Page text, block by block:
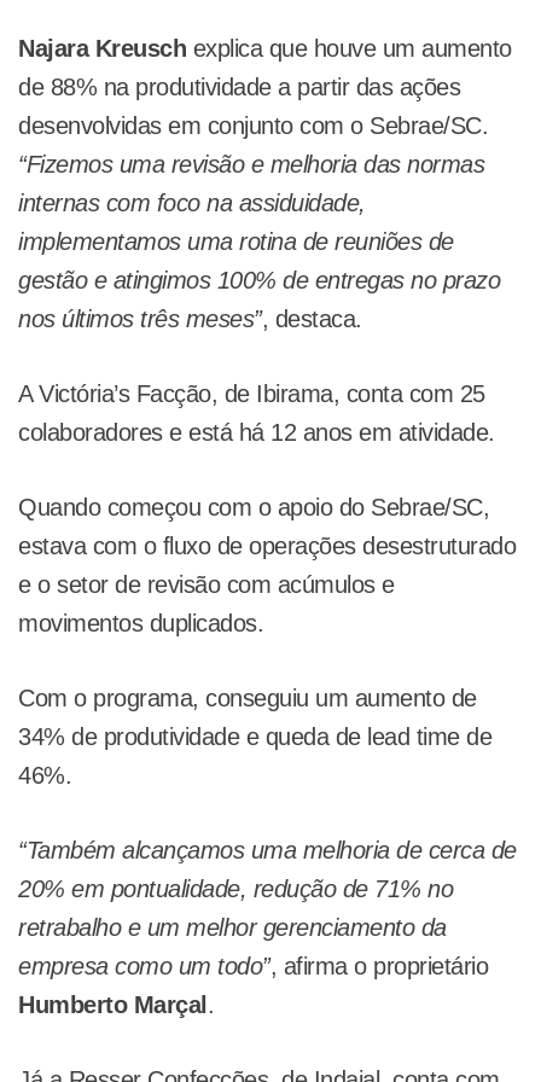
Najara Kreusch explica que houve um aumento
de 88% na produtividade a partir das ações
desenvolvidas em conjunto com o Sebrae/SC.
“Fizemos uma revisão e melhoria das normas
internas com foco na assiduidade,
implementamos uma rotina de reuniões de
gestão e atingimos 100% de entregas no prazo
nos últimos três meses”, destaca.
A Victória’s Facção, de Ibirama, conta com 25
colaboradores e está há 12 anos em atividade.
Quando começou com o apoio do Sebrae/SC,
estava com o fluxo de operações desestruturado
e o setor de revisão com acúmulos e
movimentos duplicados.
Com o programa, conseguiu um aumento de
34% de produtividade e queda de lead time de
46%.
“Também alcançamos uma melhoria de cerca de
20% em pontualidade, redução de 71% no
retrabalho e um melhor gerenciamento da
empresa como um todo”, afirma o proprietário
Humberto Marçal.